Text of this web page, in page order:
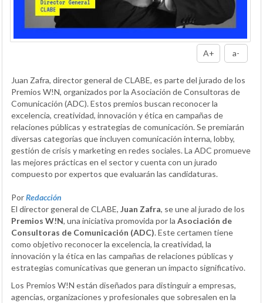
A+ a-
Juan Zafra, director general de CLABE, es parte del jurado de los
Premios W!N, organizados por la Asociación de Consultoras de
Comunicación (ADC). Estos premios buscan reconocer la
excelencia, creatividad, innovación y ética en campañas de
relaciones públicas y estrategias de comunicación. Se premiarán
diversas categorías que incluyen comunicación interna, lobby,
gestión de crisis y marketing en redes sociales. La ADC promueve
las mejores prácticas en el sector y cuenta con un jurado
compuesto por expertos que evaluarán las candidaturas.
PorRedacción
El director general de CLABE, Juan Zafra, se une al jurado de los
Premios W!N, una iniciativa promovida por la Asociación de
Consultoras de Comunicación (ADC). Este certamen tiene
como objetivo reconocer la excelencia, la creatividad, la
innovación y la ética en las campañas de relaciones públicas y
estrategias comunicativas que generan un impacto significativo.
Los Premios W!N están diseñados para distinguir a empresas,
agencias, organizaciones y profesionales que sobresalen en la